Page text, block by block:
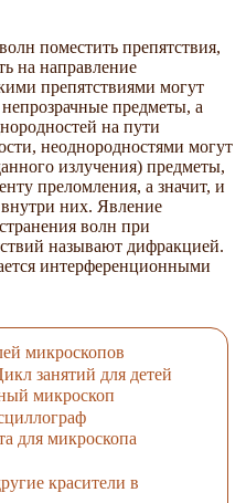
поместить препятствия,
на направление
препятствиями могут
предметы, а
на пути
неоднородностями могут
излучения) предметы,
преломления, а значит, и
них. Явление
волн при
называют дифракцией.
интерференционными
микроскопов
занятий для детей
микроскоп
для микроскопа
красители в